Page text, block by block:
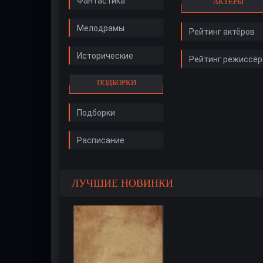
Мелодрамы
Исторические
ПОДБОРКИ
Подборки
Расписание
Рейтинг актёров
Рейтинг
ЛУЧШИЕ НОВИНКИ